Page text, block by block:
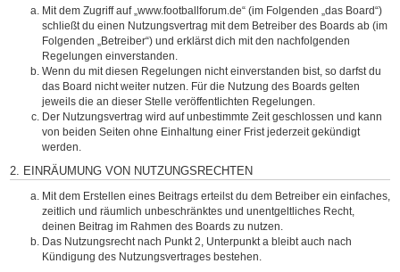
Mit dem Zugriff auf „www.footballforum.de“ (im Folgenden „das Board“)
schließt du einen Nutzungsvertrag mit dem Betreiber des Boards ab (im
Folgenden „Betreiber“) und erklärst dich mit den nachfolgenden
Regelungen einverstanden.
Wenn du mit diesen Regelungen nicht einverstanden bist, so darfst du
das Board nicht weiter nutzen. Für die Nutzung des Boards gelten
jeweils die an dieser Stelle veröffentlichten Regelungen.
Der Nutzungsvertrag wird auf unbestimmte Zeit geschlossen und kann
von beiden Seiten ohne Einhaltung einer Frist jederzeit gekündigt
werden.
2. EINRÄUMUNG VON NUTZUNGSRECHTEN
Mit dem Erstellen eines Beitrags erteilst du dem Betreiber ein einfaches,
zeitlich und räumlich unbeschränktes und unentgeltliches Recht,
deinen Beitrag im Rahmen des Boards zu nutzen.
Das Nutzungsrecht nach Punkt 2, Unterpunkt a bleibt auch nach
Kündigung des Nutzungsvertrages bestehen.